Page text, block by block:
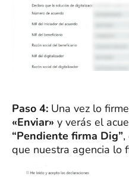
Paso 4: Una vez lo
«Enviar» y verás el
“Pendiente firma Dig”,
que nuestra agencia lo